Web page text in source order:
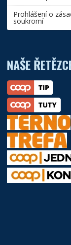
Prohlášení o
soukromí
NAŠE